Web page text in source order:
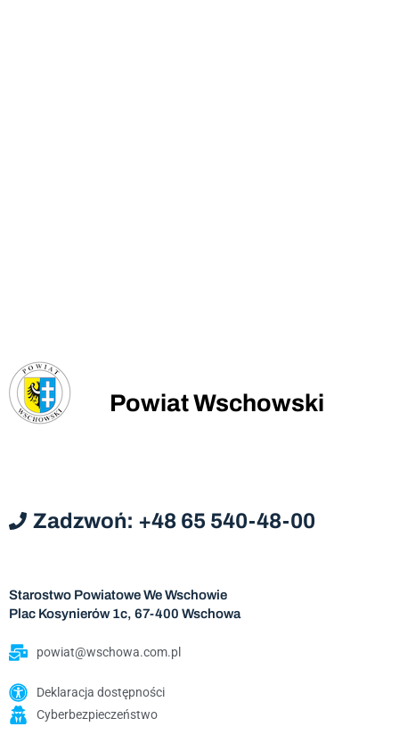
Powiat Wschowski
Zadzwoń: +48 65 540-48-00
Starostwo Powiatowe We Wschowie
Plac Kosynierów 1c, 67-400 Wschowa
powiat@wschowa.com.pl
Deklaracja dostępności
Cyberbezpieczeństwo